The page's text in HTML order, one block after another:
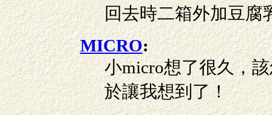
回去時二箱外加豆腐
MICRO:
小micro想了很久，
於讓我想到了！